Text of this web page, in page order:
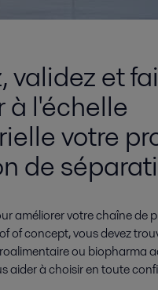
validez et
à l'échelle
votre
de
améliorer votre chaîne de
of concept, vous devez
ou biopharma
aider à choisir en toute